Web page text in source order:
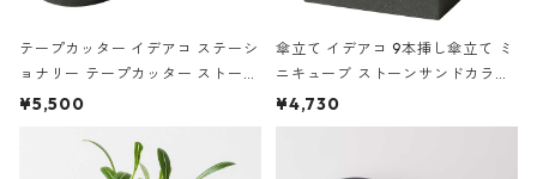
テープカッター イデアコ ステーシ
ョナリー テープカッター ストーン
サンドカラー 石調 ideaco Station
¥5,500
傘立て イデアコ 9本挿し傘立て ミ
ニキューブ ストーンサンドカラー
石調 ideaco Umbrella Stand CUB
E ストーンサンドブラック
¥4,730